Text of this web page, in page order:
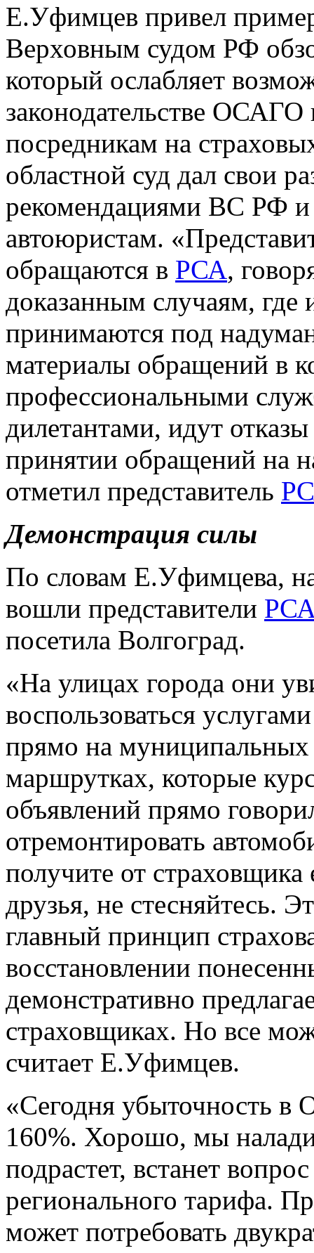
Е.Уфимцев привел
Верховным судом РФ
который ослабляет
законодательстве ОСАГО
посредникам на
областной суд дал свои
рекомендациями ВС РФ и
автоюристам.
обращаются в РСА,
доказанным случаям, где
принимаются под
материалы обращений в
профессиональными
дилетантами, идут
принятии обращений на
отметил представитель
Демонстрация силы
По словам Е.Уфимцева, на
вошли представители
посетила Волгоград.
«На улицах города они
воспользоваться
прямо на муниципальных
маршрутках, которые
объявлений прямо
отремонтировать
получите от
друзья, не стесняйтесь.
главный принцип
восстановлении
демонстративно
страховщиках. Но все
считает Е.Уфимцев.
«Сегодня убыточность в
160%. Хорошо, мы
подрастет, встанет
регионального тарифа.
может потребовать